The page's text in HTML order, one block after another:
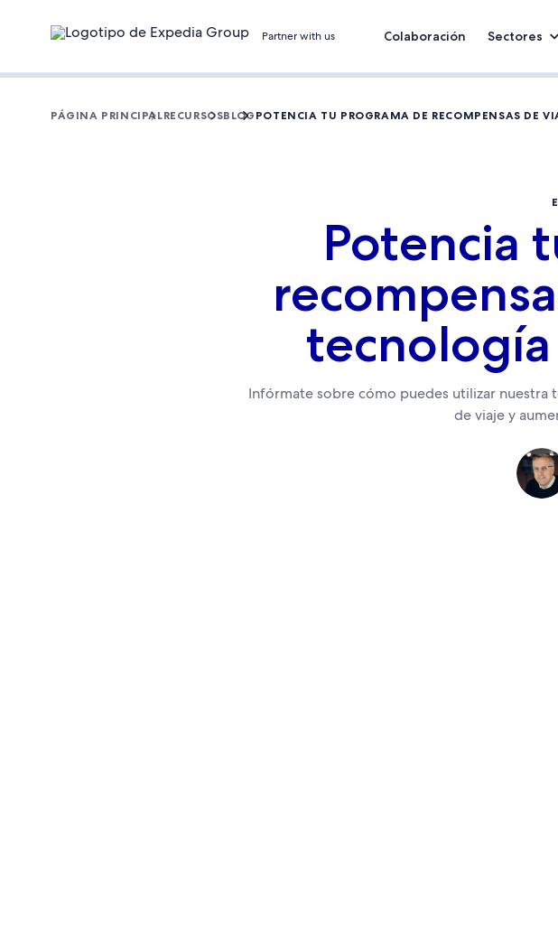
Partner with us Colaboración Sectores
PÁGINA PRINCIPALRECURSOSBLOG POTENCIA TU PROGRAMA DE RECOMPENSAS DE
Potencia
Infórmate sobre cómo puedes utilizar nuestra
de viaje y